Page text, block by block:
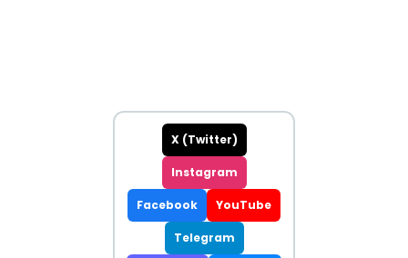
X (Twitter)
Instagram
Facebook YouTube
Telegram